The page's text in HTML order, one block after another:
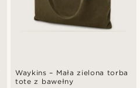
Waykins – Mała zielona torba
tote z bawełny